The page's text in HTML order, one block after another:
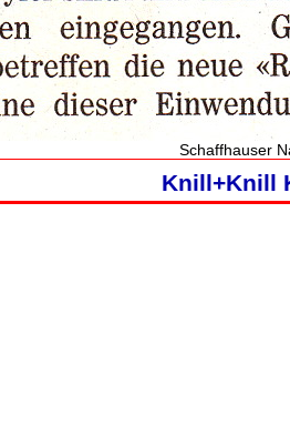
Schaffhauser
Knill+Knill